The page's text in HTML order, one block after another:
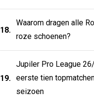
18.
Waarom dragen alle
roze schoenen?
19.
Jupiler Pro League
eerste tien
seizoen